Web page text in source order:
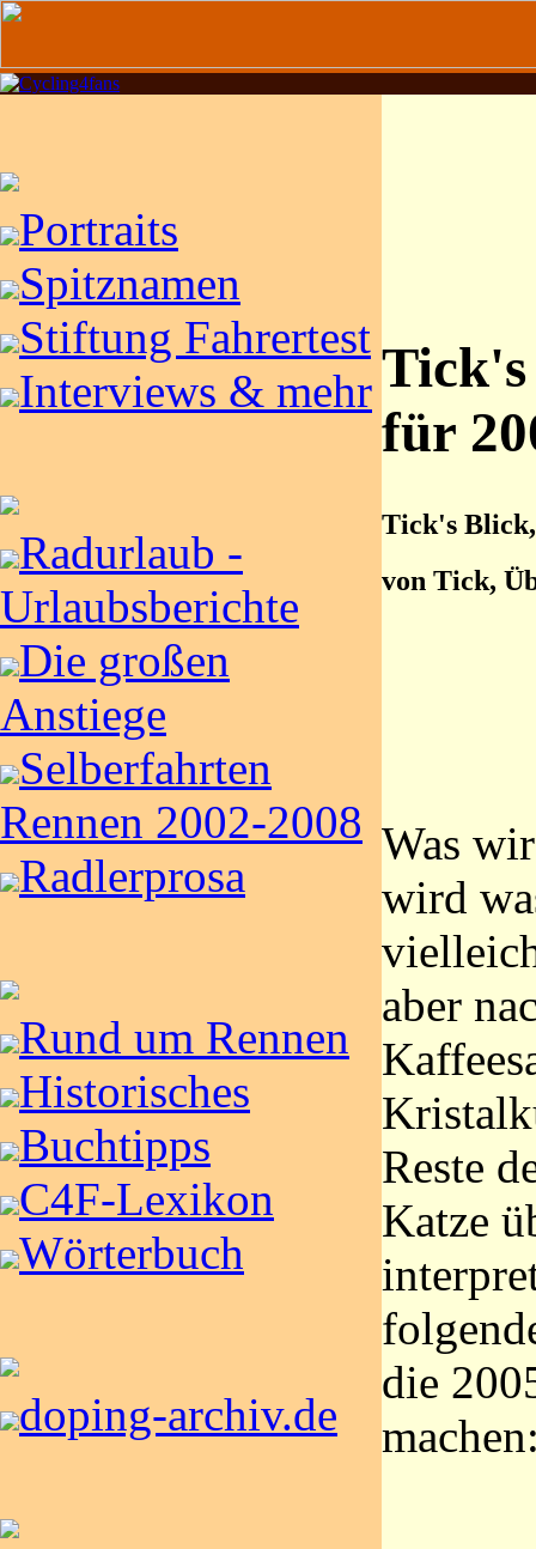
Portraits
Spitznamen
Stiftung Fahrertest
Interviews & mehr
Radurlaub -
Urlaubsberichte
Die großen
Anstiege
Selberfahrten
Rennen 2002-2008
Radlerprosa
Rund um Rennen
Historisches
Buchtipps
C4F-Lexikon
Wörterbuch
doping-archiv.de
Tick's
für
Tick's Blick,
von Tick,
Was
wird
aber
Reste
Katze
die